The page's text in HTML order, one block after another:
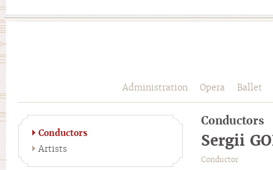
Administration Opera Ballet
Conductors
Artists
Conductors
Sergii
Conductor